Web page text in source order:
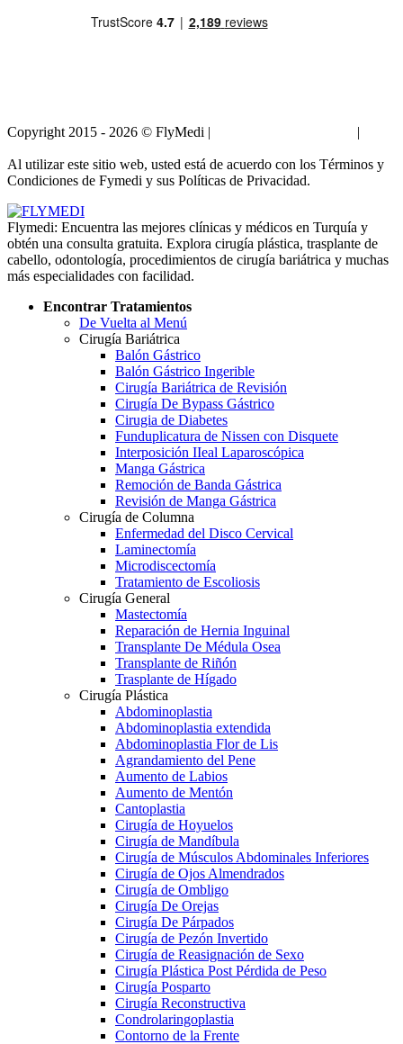
Copyright 2015 - 2026 © FlyMedi |
|
Al utilizar este sitio web, usted está de acuerdo con los Términos y
Condiciones de Fymedi y sus Políticas de Privacidad.
Flymedi: Encuentra las mejores clínicas y médicos en Turquía y
obtén una consulta gratuita. Explora cirugía plástica, trasplante de
cabello, odontología, procedimientos de cirugía bariátrica y muchas
más especialidades con facilidad.
Encontrar Tratamientos
De Vuelta al Menú
Cirugía Bariátrica
Balón Gástrico
Balón Gástrico Ingerible
Cirugía Bariátrica de Revisión
Cirugía De Bypass Gástrico
Cirugia de Diabetes
Funduplicatura de Nissen con Disquete
Interposición IIeal Laparoscópica
Manga Gástrica
Remoción de Banda Gástrica
Revisión de Manga Gástrica
Cirugía de Columna
Enfermedad del Disco Cervical
Laminectomía
Microdiscectomía
Tratamiento de Escoliosis
Cirugía General
Mastectomía
Reparación de Hernia Inguinal
Transplante De Médula Osea
Transplante de Riñón
Trasplante de Hígado
Cirugía Plástica
Abdominoplastia
Abdominoplastia extendida
Abdominoplastia Flor de Lis
Agrandamiento del Pene
Aumento de Labios
Aumento de Mentón
Cantoplastia
Cirugía de Hoyuelos
Cirugía de Mandíbula
Cirugía de Músculos Abdominales Inferiores
Cirugía de Ojos Almendrados
Cirugía de Ombligo
Cirugía De Orejas
Cirugía De Párpados
Cirugía de Pezón Invertido
Cirugía de Reasignación de Sexo
Cirugía Plástica Post Pérdida de Peso
Cirugía Posparto
Cirugía Reconstructiva
Condrolaringoplastia
Contorno de la Frente